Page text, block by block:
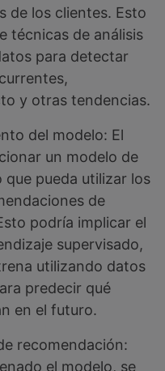
de los clientes. Esto
técnicas de análisis
para detectar
y otras tendencias.
del modelo: El
un modelo de
pueda utilizar los
de
podría implicar el
supervisado,
utilizando datos
predecir qué
en el futuro.
recomendación:
el modelo, se